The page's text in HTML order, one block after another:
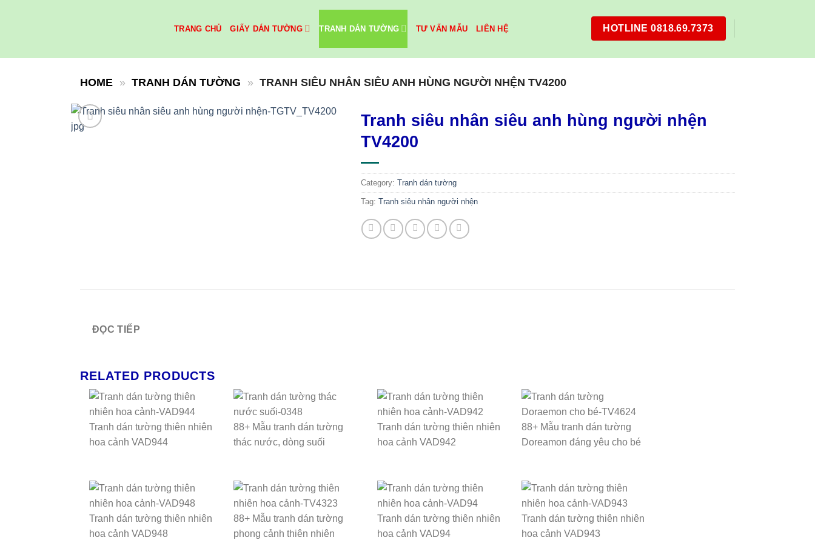
TRANG CHỦ GIẤY DÁN TƯỜNG TRANH DÁN TƯỜNG TƯ VẤN MẪU LIÊN HỆ HOTLINE 0818.69.7373
HOME » TRANH DÁN TƯỜNG » TRANH SIÊU NHÂN SIÊU ANH HÙNG NGƯỜI NHỆN TV4200
Tranh siêu nhân siêu anh hùng người nhện
TV4200
Category: Tranh dán tường
Tag: Tranh siêu nhân người nhện
ĐỌC TIẾP
RELATED PRODUCTS
Tranh dán tường thiên nhiên
hoa cảnh VAD944
88+ Mẫu tranh dán tường
thác nước, dòng suối
Tranh dán tường thiên nhiên
hoa cảnh VAD942
88+ Mẫu tranh dán tường
Doreamon đáng yêu cho bé
Tranh dán tường thiên nhiên
hoa cảnh VAD948
88+ Mẫu tranh dán tường
phong cảnh thiên nhiên
Tranh dán tường thiên nhiên
hoa cảnh VAD94
Tranh dán tường thiên nhiên
hoa cảnh VAD943